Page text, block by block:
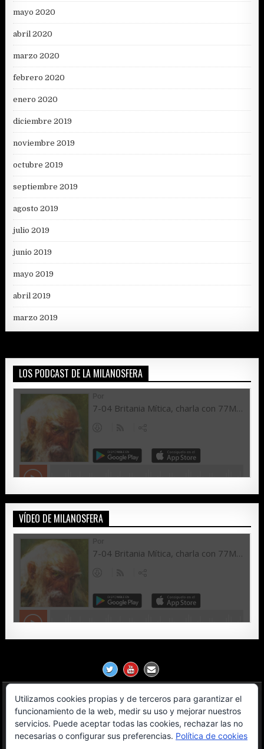
mayo 2020
abril 2020
marzo 2020
febrero 2020
enero 2020
diciembre 2019
noviembre 2019
octubre 2019
septiembre 2019
agosto 2019
julio 2019
junio 2019
mayo 2019
abril 2019
marzo 2019
LOS PODCAST DE LA MILANOSFERA
VÍDEO DE MILANOSFERA
Política de Privacidad
Aviso Legal
Utilizamos cookies propias y de terceros para garantizar el
funcionamiento de la web, medir su uso y mejorar nuestros
servicios. Puede aceptar todas las cookies, rechazar las no
necesarias o configurar sus preferencias. Política de cookies